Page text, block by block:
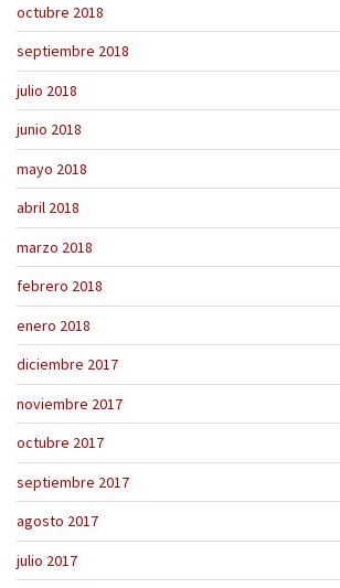
octubre 2018
septiembre 2018
julio 2018
junio 2018
mayo 2018
abril 2018
marzo 2018
febrero 2018
enero 2018
diciembre 2017
noviembre 2017
octubre 2017
septiembre 2017
agosto 2017
julio 2017